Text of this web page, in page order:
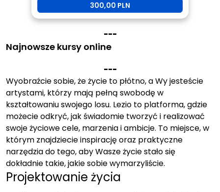
300,00 PLN
---
Najnowsze kursy online
---
Wyobraźcie sobie, że życie to płótno, a Wy jesteście
artystami, którzy mają pełną swobodę w
kształtowaniu swojego losu. Lezio to platforma, gdzie
możecie odkryć, jak świadomie tworzyć i realizować
swoje życiowe cele, marzenia i ambicje. To miejsce, w
którym znajdziecie inspirację oraz praktyczne
narzędzia do tego, aby Wasze życie stało się
dokładnie takie, jakie sobie wymarzyliście.
Projektowanie życia